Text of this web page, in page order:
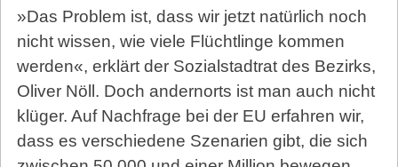
»Das Problem ist, dass wir jetzt natürlich noch
nicht wissen, wie viele Flüchtlinge kommen
werden«, erklärt der Sozialstadtrat des Bezirks,
Oliver Nöll. Doch andernorts ist man auch nicht
klüger. Auf Nachfrage bei der EU erfahren wir,
dass es verschiedene Szenarien gibt, die sich